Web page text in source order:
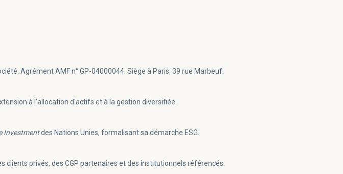
Agrément AMF n° GP-04000044. Siège à Paris, 39 rue Marbeuf.
à l'allocation d'actifs et à la gestion diversifiée.
Investmentdes Nations Unies, formalisant sa démarche ESG.
clients privés, des CGP partenaires et des institutionnels référencés.